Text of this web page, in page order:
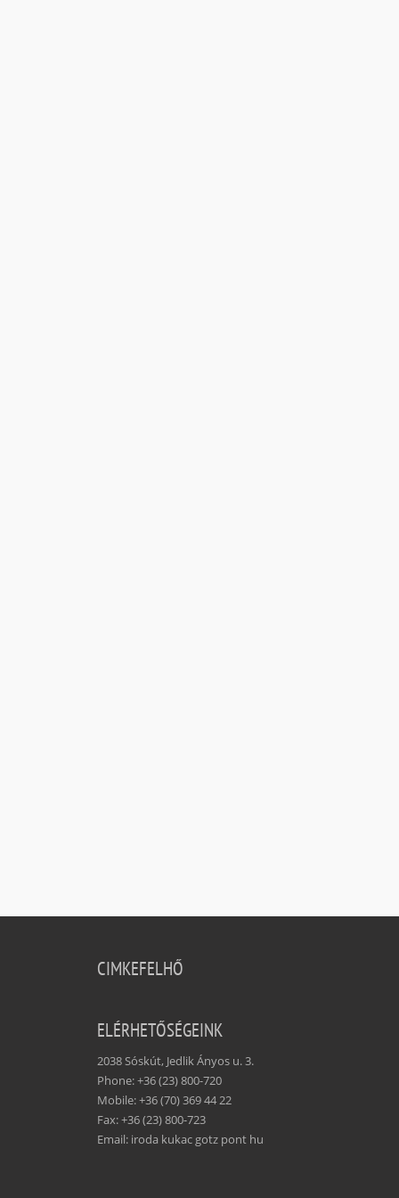
CIMKEFELHŐ
ELÉRHETŐSÉGEINK
2038 Sóskút, Jedlik Ányos u. 3.
Phone: +36 (23) 800-720
Mobile: +36 (70) 369 44 22
Fax: +36 (23) 800-723
Email: iroda kukac gotz pont hu